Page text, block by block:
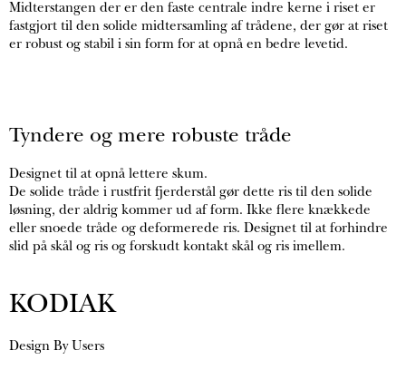
Midterstangen der er den faste centrale indre kerne i riset er
fastgjort til den solide midtersamling af trådene, der gør at riset
er robust og stabil i sin form for at opnå en bedre levetid.
Tyndere og mere robuste tråde
Designet til at opnå lettere skum.
De solide tråde i rustfrit fjerderstål gør dette ris til den solide
løsning, der aldrig kommer ud af form. Ikke flere knækkede
eller snoede tråde og deformerede ris. Designet til at forhindre
slid på skål og ris og forskudt kontakt skål og ris imellem.
KODIAK
Design By Users